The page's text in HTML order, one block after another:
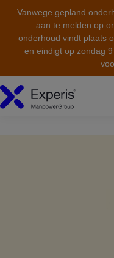
Vanwege gepland
aan te melden op
onderhoud vindt plaats
en eindigt op zondag